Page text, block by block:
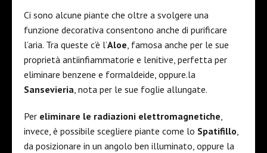
Ci sono alcune piante che oltre a svolgere una
funzione decorativa consentono anche di purificare
l’aria. Tra queste c’è l’Aloe, famosa anche per le sue
proprietà antiinfiammatorie e lenitive, perfetta per
eliminare benzene e formaldeide, oppure.la
Sansevieria, nota per le sue foglie allungate.
Per eliminare le radiazioni elettromagnetiche,
invece, è possibile scegliere piante come lo Spatifillo,
da posizionare in un angolo ben illuminato, oppure la